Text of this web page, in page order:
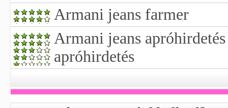
Armani jeans farmer
Armani jeans
apróhirdetés